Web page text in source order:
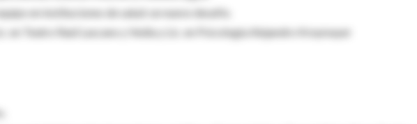
en instituciones de salud: un nuevo desafío.
en Teatro Raúl Lascano y Vedia y Lic. en Psicología Alejandro Kreymayer